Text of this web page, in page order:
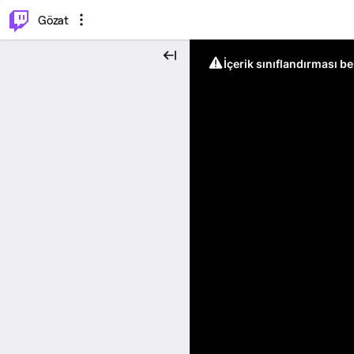
Gözat
İçerik sınıflandırması